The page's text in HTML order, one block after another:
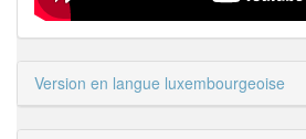
Version en langue luxembourgeoise